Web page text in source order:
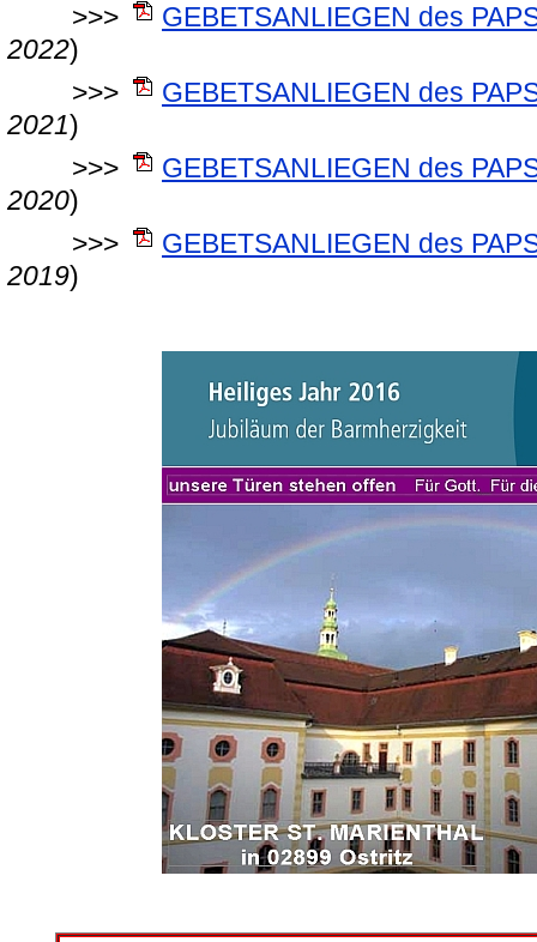
>>>
GEBETSANLIEGEN des
2022)
>>>
GEBETSANLIEGEN des
2021)
>>>
GEBETSANLIEGEN des
2020)
>>>
GEBETSANLIEGEN des
2019)